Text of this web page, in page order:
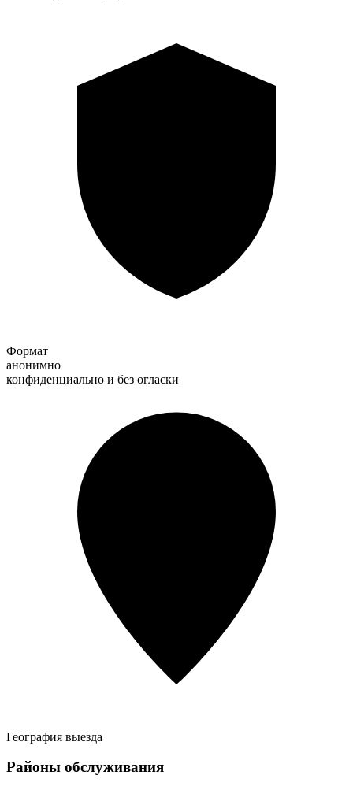
Формат
анонимно
конфиденциально и без огласки
География выезда
Районы обслуживания